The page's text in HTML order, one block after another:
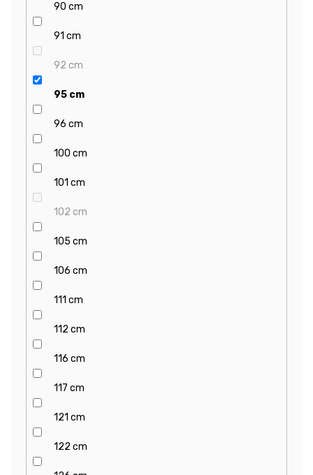
90 cm
91 cm
92 cm
95 cm
96 cm
100 cm
101 cm
102 cm
105 cm
106 cm
111 cm
112 cm
116 cm
117 cm
121 cm
122 cm